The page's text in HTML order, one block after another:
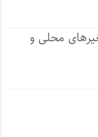
محلی و